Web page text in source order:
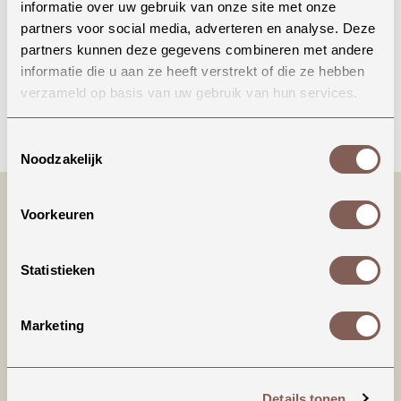
informatie over uw gebruik van onze site met onze
partners voor social media, adverteren en analyse. Deze
partners kunnen deze gegevens combineren met andere
informatie die u aan ze heeft verstrekt of die ze hebben
verzameld op basis van uw gebruik van hun services.
Noodzakelijk
Voorkeuren
Statistieken
Marketing
Onze winkel in Uden
Bekijk openingstijden
Bellen
Productinformatie